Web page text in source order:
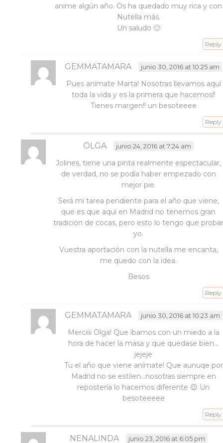
anime algún año. Os ha quedado muy rica y con
Nutella más.
Un saludo 🙂
Reply
GEMMATAMARA junio 30, 2016 at 10:25 am
Pues anímate Marta! Nosotras llevamos aquí
toda la vida y es la primera que hacemos!!
Tienes margen!! un besoteeee
Reply
OLGA junio 24, 2016 at 7:24 am
Jolines, tiene una pinta realmente espectacular,
de verdad, no se podía haber empezado con
mejor pie.
Será mi tarea pendiente para el año que viene,
que es que aquí en Madrid no tenemos gran
tradición de cocas, pero esto lo tengo que
yo.
Vuestra aportación con la nutella me encanta,
me quedo con la idea.
Besos
Reply
GEMMATAMARA junio 30, 2016 at 10:23 am
Merciiii Olga! Que íbamos con un miedo a la
hora de hacer la masa y que quedase bien…
jejeje
Tu el año que viene anímate! Que aunuqe por
Madrid no se estilen…nosotras siempre en
repostería lo hacemos diferente 😉 Un
besoteeeee
Reply
NENALINDA junio 23, 2016 at 6:05 pm